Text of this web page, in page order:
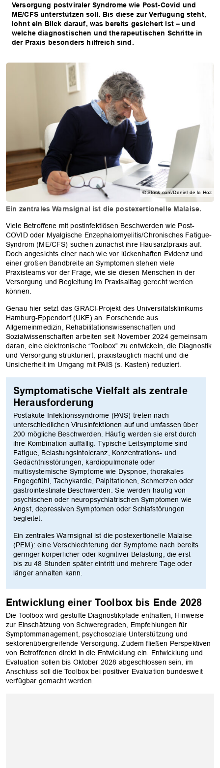
Versorgung postviraler Syndrome wie Post-Covid und
ME/CFS unterstützen soll. Bis diese zur Verfügung steht,
lohnt ein Blick darauf, was bereits gesichert ist – und
welche diagnostischen und therapeutischen Schritte in
der Praxis besonders hilfreich sind.
© Stock.com/Daniel de la Hoz
Ein zentrales Warnsignal ist die postexertionelle Malaise.
Viele Betroffene mit postinfektiösen Beschwerden wie Post-
COVID oder Myalgische Enzephalomyelitis/Chronisches Fatigue-
Syndrom (ME/CFS) suchen zunächst ihre Hausarztpraxis auf.
Doch angesichts einer nach wie vor lückenhaften Evidenz und
einer großen Bandbreite an Symptomen stehen viele
Praxisteams vor der Frage, wie sie diesen Menschen in der
Versorgung und Begleitung im Praxisalltag gerecht werden
können.
Genau hier setzt das GRACI-Projekt des Universitätsklinikums
Hamburg-Eppendorf (UKE) an. Forschende aus
Allgemeinmedizin, Rehabilitationswissenschaften und
Sozialwissenschaften arbeiten seit November 2024 gemeinsam
daran, eine elektronische “Toolbox” zu entwickeln, die Diagnostik
und Versorgung strukturiert, praxistauglich macht und die
Unsicherheit im Umgang mit PAIS (s. Kasten) reduziert.
Symptomatische Vielfalt als zentrale
Herausforderung
Postakute Infektionssyndrome (PAIS) treten nach
unterschiedlichen Virusinfektionen auf und umfassen über
200 mögliche Beschwerden. Häufig werden sie erst durch
ihre Kombination auffällig. Typische Leitsymptome sind
Fatigue, Belastungsintoleranz, Konzentrations- und
Gedächtnisstörungen, kardiopulmonale oder
multisystemische Symptome wie Dyspnoe, thorakales
Engegefühl, Tachykardie, Palpitationen, Schmerzen oder
gastrointestinale Beschwerden. Sie werden häufig von
psychischen oder neuropsychiatrischen Symptomen wie
Angst, depressiven Symptomen oder Schlafstörungen
begleitet.
Ein zentrales Warnsignal ist die postexertionelle Malaise
(PEM): eine Verschlechterung der Symptome nach bereits
geringer körperlicher oder kognitiver Belastung, die erst
bis zu 48 Stunden später eintritt und mehrere Tage oder
länger anhalten kann.
Entwicklung einer Toolbox bis Ende 2028
Die Toolbox wird gestufte Diagnostikpfade enthalten, Hinweise
zur Einschätzung von Schweregraden, Empfehlungen für
Symptommanagement, psychosoziale Unterstützung und
sektorenübergreifende Versorgung. Zudem fließen Perspektiven
von Betroffenen direkt in die Entwicklung ein. Entwicklung und
Evaluation sollen bis Oktober 2028 abgeschlossen sein, im
Anschluss soll die Toolbox bei positiver Evaluation bundesweit
verfügbar gemacht werden.